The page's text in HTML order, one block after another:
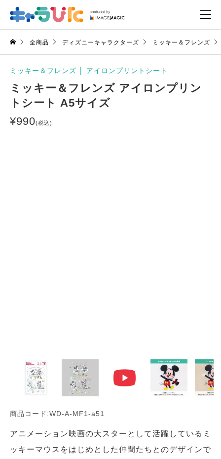
全商品 ディズニーキャラクターズ ミッキー＆フレンズ
ミッキー＆フレンズ アイロンプリントシート
ミッキー＆フレンズ アイロンプリン
トシート A5サイズ
¥990(税込)
商品コード:WD-A-MF1-a51
アニメーション映画の大スターとして活躍しているミ
ッキーマウスをはじめとした仲間たちとのデザインで